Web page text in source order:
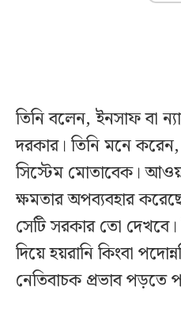
তিনি বলেন, ইনসাফ বা
দরকার। তিনি মনে
সিস্টেম মোতাবেক।
ক্ষমতার অপব্যবহার
সেটি সরকার তো দেখবে।
দিয়ে হয়রানি কিংবা
নেতিবাচক প্রভাব পড়তে